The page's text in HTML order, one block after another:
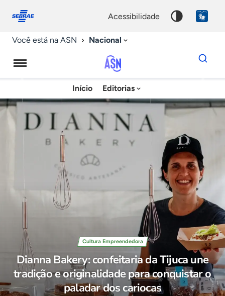
conosco
acessibilidade
Você está na ASN Nacional
Agência
Sebrae
de
Notícias
Início Editorias
Dados
para
chave
Cultura Empreendedora
Dianna Bakery: confeitaria da Tijuca une
tradição e originalidade para conquistar o
paladar dos cariocas